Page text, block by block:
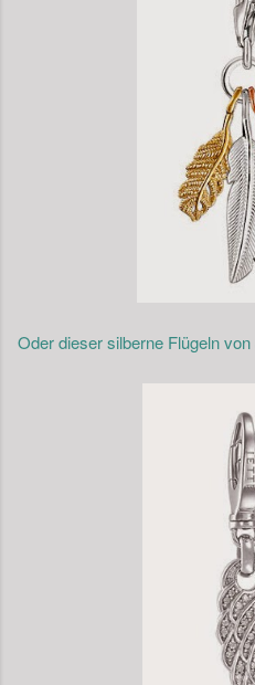
Oder dieser silberne Flügeln